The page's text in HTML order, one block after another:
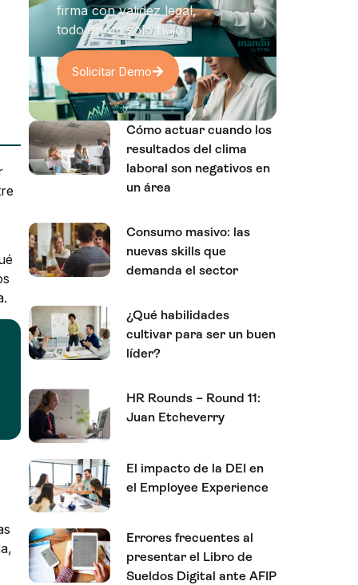
firma con validez legal,
todo en un solo flujo.
Solicitar Demo
Cómo actuar cuando los
resultados del clima
laboral son negativos en
un área
Consumo masivo: las
nuevas skills que
demanda el sector
¿Qué habilidades
cultivar para ser un buen
líder?
HR Rounds – Round 11:
Juan Etcheverry
El impacto de la DEI en
el Employee Experience
Errores frecuentes al
presentar el Libro de
Sueldos Digital ante AFIP